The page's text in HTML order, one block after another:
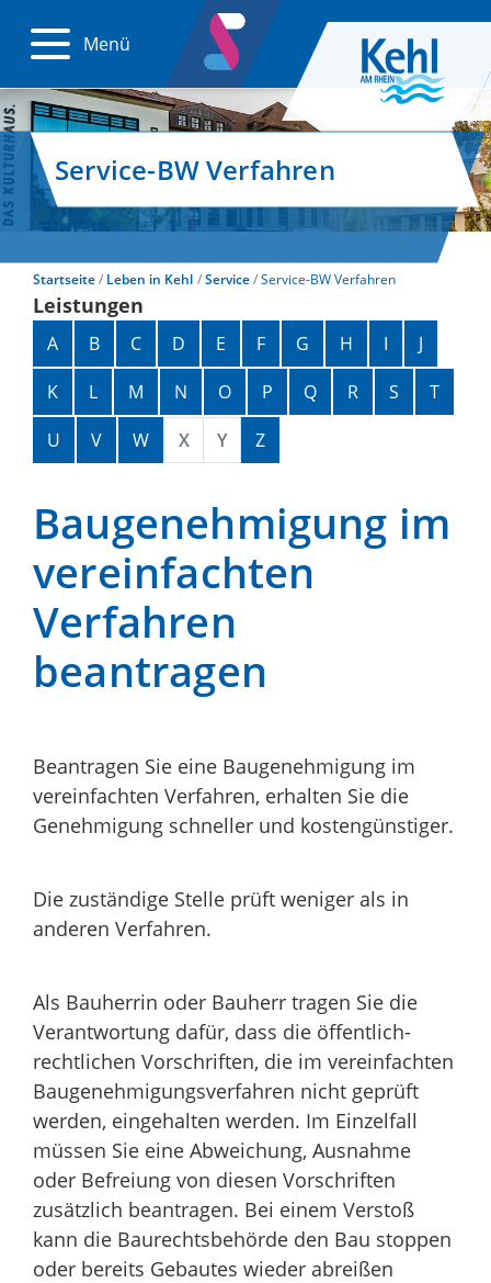
Menü
Service-BW Verfahren
Startseite Leben in Kehl Service Service-BW Verfahren
Leistungen
Alphabetisches Register überspringen
A B C D E F G H I
J
K
L M N O P Q R S
T
U
V W X Y Z
Baugenehmigung im
vereinfachten
Verfahren
beantragen
Beantragen Sie eine Baugenehmigung im
vereinfachten Verfahren, erhalten Sie die
Genehmigung schneller und kostengünstiger.
Die zuständige Stelle prüft weniger als in
anderen Verfahren.
Als Bauherrin oder Bauherr tragen Sie die
Verantwortung dafür, dass die öffentlich-
rechtlichen Vorschriften, die im vereinfachten
Baugenehmigungsverfahren nicht geprüft
werden, eingehalten werden. Im Einzelfall
müssen Sie eine Abweichung, Ausnahme
oder Befreiung von diesen Vorschriften
zusätzlich beantragen. Bei einem Verstoß
kann die Baurechtsbehörde den Bau stoppen
oder bereits Gebautes wieder abreißen